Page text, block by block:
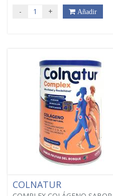
- + Añadir
COLNATUR